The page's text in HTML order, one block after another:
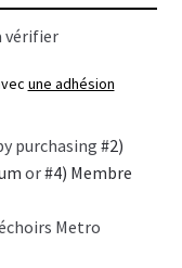
vérifier
une adhésion
purchasing #2)
or#4) Membre
Metro